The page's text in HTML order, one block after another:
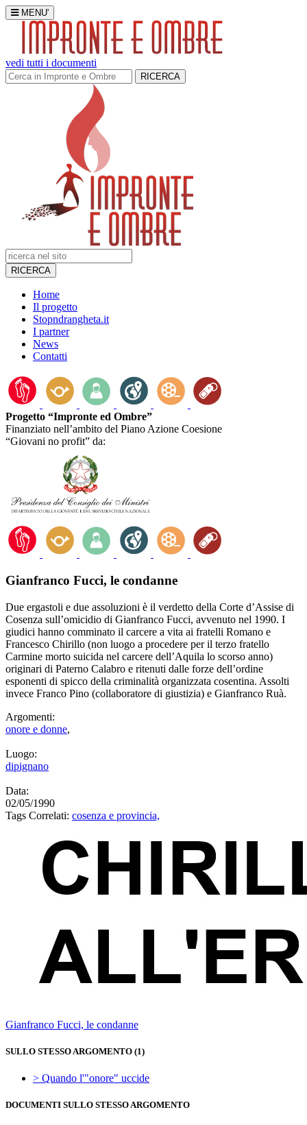
MENU'
vedi tutti i documenti
RICERCA
RICERCA
Home
Il progetto
Stopndrangheta.it
I partner
News
Contatti
Progetto “Impronte ed Ombre”
Finanziato nell’ambito del Piano Azione Coesione
“Giovani no profit” da:
Gianfranco Fucci, le condanne
Due ergastoli e due assoluzioni è il verdetto della Corte d’Assise di
Cosenza sull’omicidio di Gianfranco Fucci, avvenuto nel 1990. I
giudici hanno comminato il carcere a vita ai fratelli Romano e
Francesco Chirillo (non luogo a procedere per il terzo fratello
Carmine morto suicida nel carcere dell’Aquila lo scorso anno)
originari di Paterno Calabro e ritenuti dalle forze dell’ordine
esponenti di spicco della criminalità organizzata cosentina. Assolti
invece Franco Pino (collaboratore di giustizia) e Gianfranco Ruà.
Argomenti:
onore e donne,
Luogo:
dipignano
Data:
02/05/1990
Tags Correlati: cosenza e provincia,
Gianfranco Fucci, le condanne
SULLO STESSO ARGOMENTO (1)
> Quando l'"onore" uccide
DOCUMENTI SULLO STESSO ARGOMENTO